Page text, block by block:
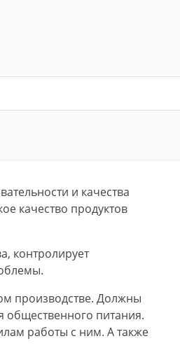
и качества
качество продуктов
контролирует
производстве. Должны
питания.
работы с ним. А также